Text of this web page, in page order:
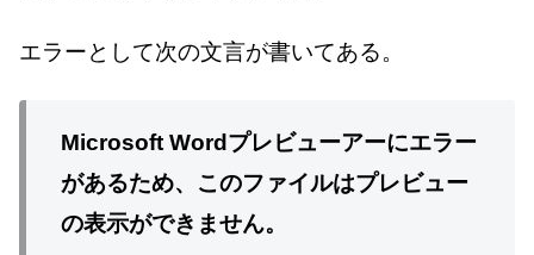
エラーとして次の文言が書いてある。
Microsoft Wordプレビューアーにエラー
があるため、このファイルはプレビュー
の表示ができません。